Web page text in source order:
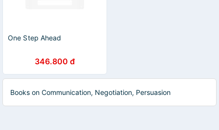
One Step Ahead
346.800 đ
Books on Communication, Negotiation, Persuasion